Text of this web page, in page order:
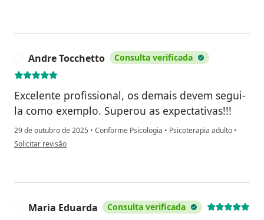
Andre Tocchetto Consulta verificada
Excelente profissional, os demais devem segui-
la como exemplo. Superou as expectativas!!!
29 de outubro de 2025 • Conforme Psicologia • Psicoterapia adulto •
na opinião do utilizador Andre Tocchetto
Solicitar revisão
Maria Eduarda Consulta verificada